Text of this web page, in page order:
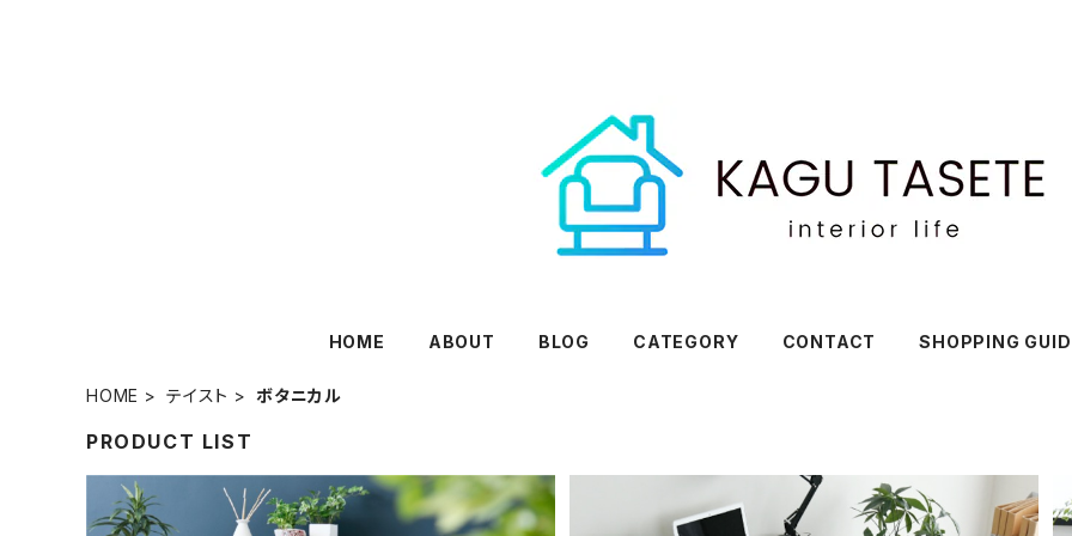
HOME ABOUT BLOG CATEGORY CONTACT SHOPPING
HOME テイスト ボタニカル
PRODUCT LIST